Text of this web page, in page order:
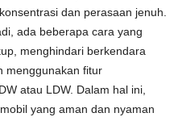
dan perasaan jenuh.
ada beberapa cara yang
menghindari berkendara
menggunakan fitur
atau LDW. Dalam hal ini,
yang aman dan nyaman